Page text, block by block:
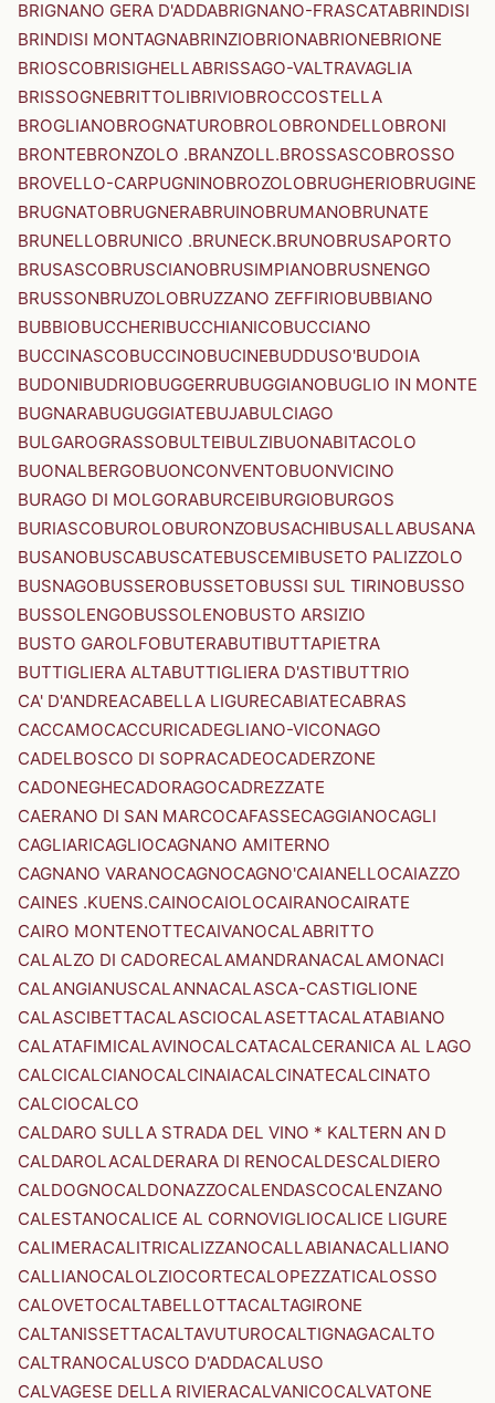
BRIGNANO GERA D'ADDABRIGNANO-FRASCATABRINDISI
BRINDISI MONTAGNABRINZIOBRIONABRIONEBRIONE
BRIOSCOBRISIGHELLABRISSAGO-VALTRAVAGLIA
BRISSOGNEBRITTOLIBRIVIOBROCCOSTELLA
BROGLIANOBROGNATUROBROLOBRONDELLOBRONI
BRONTEBRONZOLO .BRANZOLL.BROSSASCOBROSSO
BROVELLO-CARPUGNINOBROZOLOBRUGHERIOBRUGINE
BRUGNATOBRUGNERABRUINOBRUMANOBRUNATE
BRUNELLOBRUNICO .BRUNECK.BRUNOBRUSAPORTO
BRUSASCOBRUSCIANOBRUSIMPIANOBRUSNENGO
BRUSSONBRUZOLOBRUZZANO ZEFFIRIOBUBBIANO
BUBBIOBUCCHERIBUCCHIANICOBUCCIANO
BUCCINASCOBUCCINOBUCINEBUDDUSO'BUDOIA
BUDONIBUDRIOBUGGERRUBUGGIANOBUGLIO IN MONTE
BUGNARABUGUGGIATEBUJABULCIAGO
BULGAROGRASSOBULTEIBULZIBUONABITACOLO
BUONALBERGOBUONCONVENTOBUONVICINO
BURAGO DI MOLGORABURCEIBURGIOBURGOS
BURIASCOBUROLOBURONZOBUSACHIBUSALLABUSANA
BUSANOBUSCABUSCATEBUSCEMIBUSETO PALIZZOLO
BUSNAGOBUSSEROBUSSETOBUSSI SUL TIRINOBUSSO
BUSSOLENGOBUSSOLENOBUSTO ARSIZIO
BUSTO GAROLFOBUTERABUTIBUTTAPIETRA
BUTTIGLIERA ALTABUTTIGLIERA D'ASTIBUTTRIO
CA' D'ANDREACABELLA LIGURECABIATECABRAS
CACCAMOCACCURICADEGLIANO-VICONAGO
CADELBOSCO DI SOPRACADEOCADERZONE
CADONEGHECADORAGOCADREZZATE
CAERANO DI SAN MARCOCAFASSECAGGIANOCAGLI
CAGLIARICAGLIOCAGNANO AMITERNO
CAGNANO VARANOCAGNOCAGNO'CAIANELLOCAIAZZO
CAINES .KUENS.CAINOCAIOLOCAIRANOCAIRATE
CAIRO MONTENOTTECAIVANOCALABRITTO
CALALZO DI CADORECALAMANDRANACALAMONACI
CALANGIANUSCALANNACALASCA-CASTIGLIONE
CALASCIBETTACALASCIOCALASETTACALATABIANO
CALATAFIMICALAVINOCALCATACALCERANICA AL LAGO
CALCICALCIANOCALCINAIACALCINATECALCINATO
CALCIOCALCO
CALDARO SULLA STRADA DEL VINO * KALTERN AN D
CALDAROLACALDERARA DI RENOCALDESCALDIERO
CALDOGNOCALDONAZZOCALENDASCOCALENZANO
CALESTANOCALICE AL CORNOVIGLIOCALICE LIGURE
CALIMERACALITRICALIZZANOCALLABIANACALLIANO
CALLIANOCALOLZIOCORTECALOPEZZATICALOSSO
CALOVETOCALTABELLOTTACALTAGIRONE
CALTANISSETTACALTAVUTUROCALTIGNAGACALTO
CALTRANOCALUSCO D'ADDACALUSO
CALVAGESE DELLA RIVIERACALVANICOCALVATONE